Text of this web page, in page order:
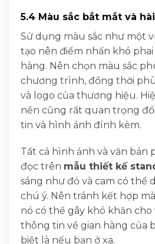
5.4 Màu sắc bắt mắt và
Sử dụng màu sắc như một
tạo nên điểm nhấn khó
hàng. Nên chọn màu sắc
chương trình, đồng thời
và logo của thương hiệu.
nền cũng rất quan trọng
tin và hình ảnh đính kèm.
Tất cả hình ảnh và văn bản
đọc trên mẫu thiết kế
sáng như đỏ và cam có thể
chú ý. Nên tránh kết hợp
nó có thể gây khó khăn cho
thông tin về gian hàng của
biệt là nếu bạn ở xa.